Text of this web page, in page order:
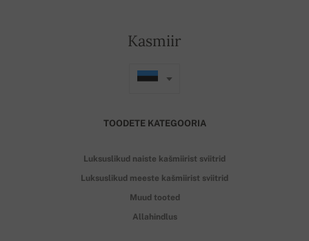
Kasmiir
TOODETE KATEGOORIA
Luksuslikud naiste kašmiirist sviitrid
Luksuslikud meeste kašmiirist sviitrid
Muud tooted
Allahindlus